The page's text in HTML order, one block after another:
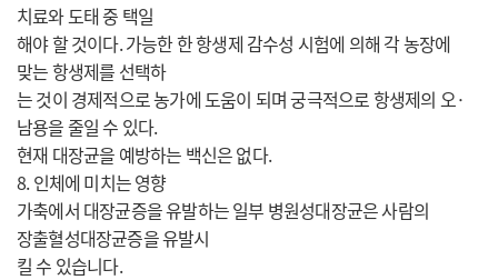
치료와 도태 중 택일
해야 할 것이다. 가능한 한 항생제 감수성 시험에 의해 각 농장에
맞는 항생제를 선택하
는 것이 경제적으로 농가에 도움이 되며 궁극적으로 항생제의 오·
남용을 줄일 수 있다.
현재 대장균을 예방하는 백신은 없다.
8. 인체에 미치는 영향
가축에서 대장균증을 유발하는 일부 병원성대장균은 사람의
장출혈성대장균증을 유발시
킬 수 있습니다.